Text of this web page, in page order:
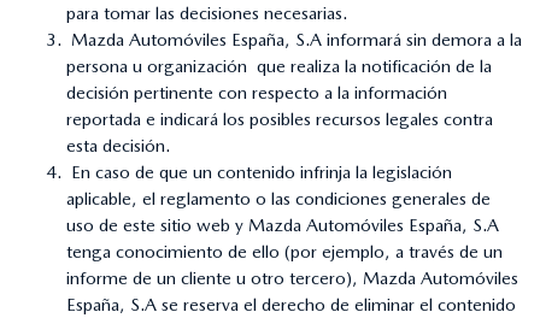
para tomar las decisiones necesarias.
Mazda Automóviles España, S.A informará sin demora a la
persona u organización que realiza la notificación de la
decisión pertinente con respecto a la información
reportada e indicará los posibles recursos legales contra
esta decisión.
En caso de que un contenido infrinja la legislación
aplicable, el reglamento o las condiciones generales de
uso de este sitio web y Mazda Automóviles España, S.A
tenga conocimiento de ello (por ejemplo, a través de un
informe de un cliente u otro tercero), Mazda Automóviles
España, S.A se reserva el derecho de eliminar el contenido